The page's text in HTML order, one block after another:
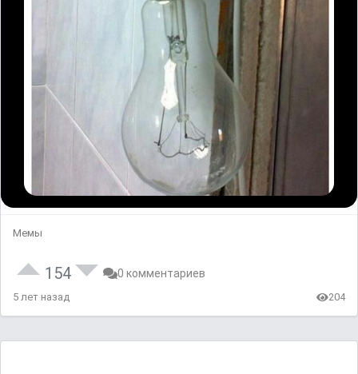
Мемы
154 0 комментариев
5 лет назад 204